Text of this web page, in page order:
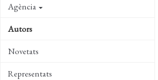
Agència
Autors
Novetats
Representats